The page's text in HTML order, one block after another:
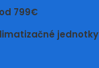
od 799€
jednotky